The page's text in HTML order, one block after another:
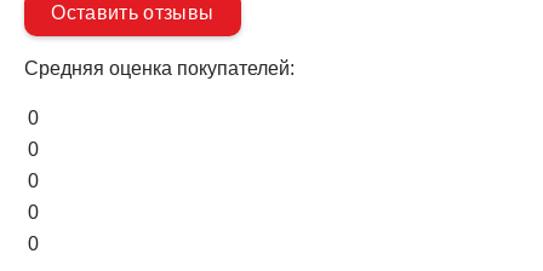
Оставить отзывы
Средняя оценка покупателей:
0
0
0
0
0